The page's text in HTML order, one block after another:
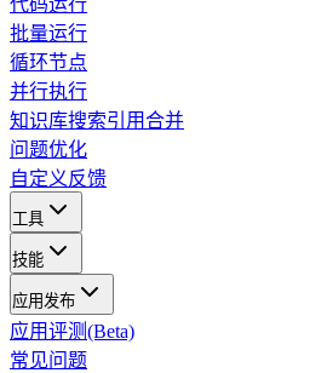
代码运行
批量运行
循环节点
并行执行
知识库搜索引用合并
问题优化
自定义反馈
工具
技能
应用发布
应用评测(Beta)
常见问题